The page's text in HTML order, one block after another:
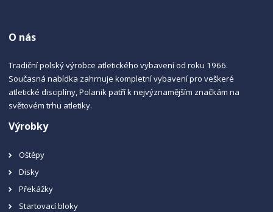
O nás
Tradiční polský výrobce atletického vybavení od roku 1966.
Současná nabídka zahrnuje kompletní vybavení pro veškeré
atletické disciplíny, Polanik patří k nejvýznamějším značkám na
světovém trhu atletiky.
Výrobky
Oštěpy
Disky
Překážky
Startovací bloky